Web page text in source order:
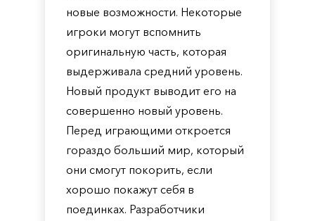
новые возможности. Некоторые
игроки могут вспомнить
оригинальную часть, которая
выдерживала средний уровень.
Новый продукт выводит его на
совершенно новый уровень.
Перед играющими откроется
гораздо больший мир, который
они смогут покорить, если
хорошо покажут себя в
поединках. Разработчики